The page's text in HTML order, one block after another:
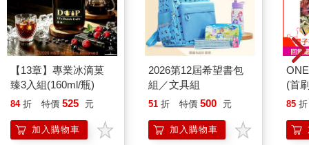
【13章】專業冰滴菓
臻3入組(160ml/瓶)
84 折 特價 525 元
加入購物車
2026第12屆希望書包
組／文具組
51 折 特價 500 元
加入購物車
(首
85 折